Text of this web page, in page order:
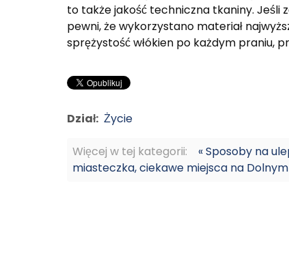
to także jakość techniczna tkaniny. Jeśli
pewni, że wykorzystano materiał
sprężystość włókien po każdym praniu,
Dział: Życie
Więcej w tej kategorii: « Sposoby na
miasteczka, ciekawe miejsca na